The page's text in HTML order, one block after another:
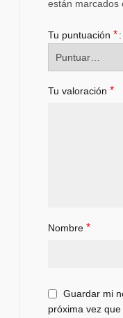
están marcados
Tu puntuación *
Tu valoración *
Nombre *
Guardar mi
próxima vez